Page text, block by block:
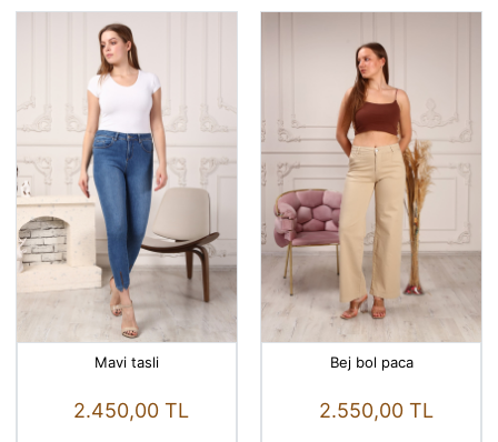
Mavi tasli
2.450,00 TL
Bej bol paca
2.550,00 TL